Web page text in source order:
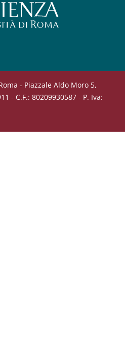
- Piazzale Aldo Moro 5,
- C.F.: 80209930587 - P. Iva: